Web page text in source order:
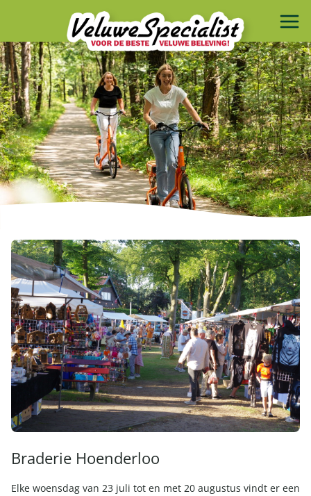
Braderie Hoenderloo
Elke woensdag van 23 juli tot en met 20 augustus vindt er een